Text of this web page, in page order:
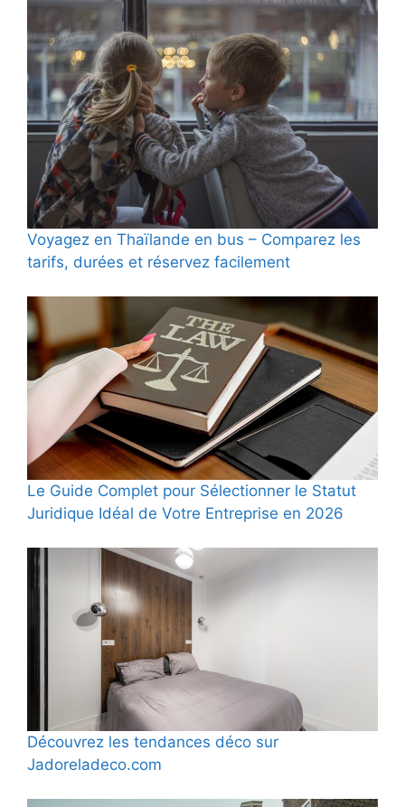
Voyagez en Thaïlande en bus – Comparez les
tarifs, durées et réservez facilement
Le Guide Complet pour Sélectionner le Statut
Juridique Idéal de Votre Entreprise en 2026
Découvrez les tendances déco sur
Jadoreladeco.com